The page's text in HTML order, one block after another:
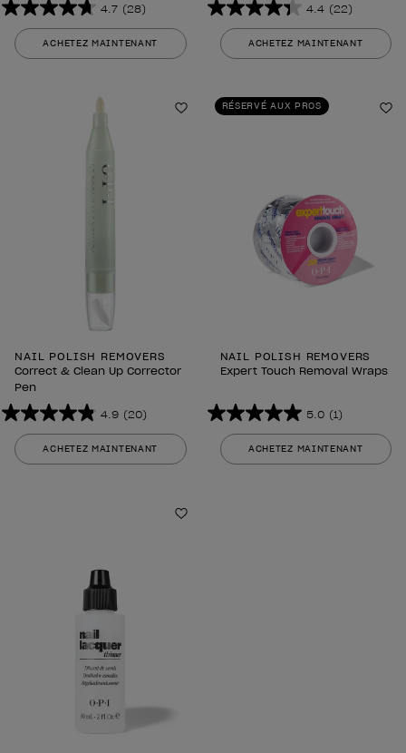
4.7 (28)
4.7
sur
5
ACHETEZ MAINTENANT
4.4 (22)
4.4
sur
5
22
avis
ACHETEZ MAINTENANT
Ajouter aux favoris
NAIL POLISH REMOVERS
Correct & Clean Up Corrector
Pen
4.9 (20)
4.9
sur
5
ACHETEZ MAINTENANT
RÉSERVÉ AUX PROS
NAIL POLISH REMOVERS
Expert Touch Removal Wraps
5.0 (1)
5.0
sur
5
ACHETEZ MAINTENANT
Ajouter aux favoris